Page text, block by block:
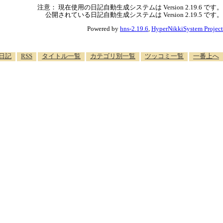
注意： 現在使用の日記自動生成システムは Version 2.19.6 です。
公開されている日記自動生成システムは Version 2.19.5 です。
Powered by hns-2.19.6 HyperNikkiSystem Project
記 RSS タイトル一覧 カテゴリ別一覧 ツッコミ一覧 一番上へ